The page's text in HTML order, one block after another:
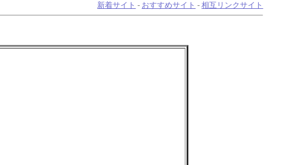
新着サイト - おすすめサイト -相互リンクサイト